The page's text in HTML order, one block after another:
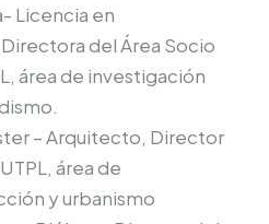
Licencia en
del Área Socio
área de investigación
– Arquitecto, Director
área de
y urbanismo